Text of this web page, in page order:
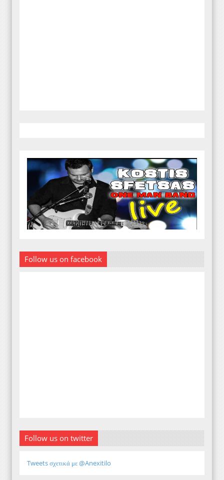
Follow us on facebook
Follow us on twitter
Tweets σχετικά με @Anexitilo